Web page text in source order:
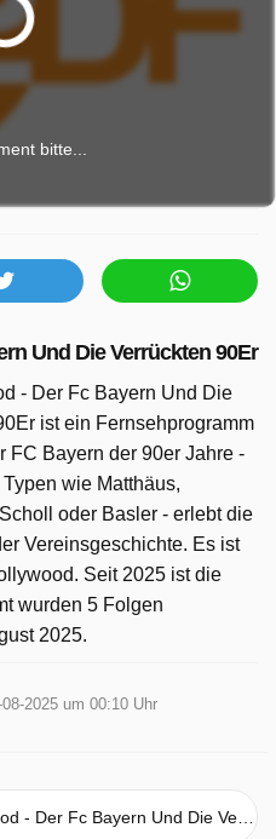
bitte...
Und Die Verrückten 90Er
- Der Fc Bayern Und Die
ist ein Fernsehprogramm
FC Bayern der 90er Jahre -
wie Matthäus,
oder Basler - erlebt die
Vereinsgeschichte. Es ist
Seit 2025 ist die
wurden 5 Folgen
2025.
08-2025 um 00:10 Uhr
Fc Bayern Und Die Verrückten 90Er